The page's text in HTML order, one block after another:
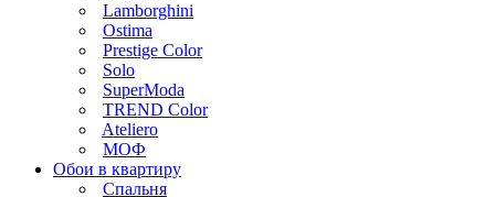
Lamborghini
Ostima
Prestige Color
Solo
SuperModa
TREND Color
Ateliero
МОФ
Обои в квартиру
Спальня